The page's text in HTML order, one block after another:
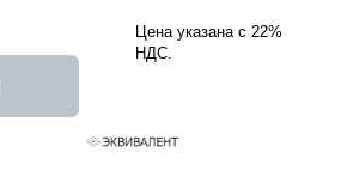
Цена указана с 22%
НДС.